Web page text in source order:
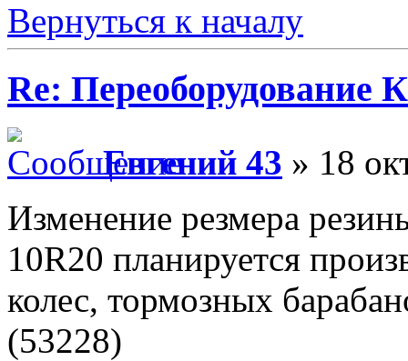
Вернуться к началу
Re: Переоборудование
Евгений 43 » 18
Изменение резмера
10R20 планируется
колес, тормозных
(53228)